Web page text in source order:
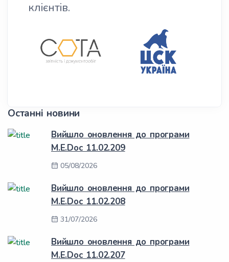
клієнтів.
Останні новини
Вийшло оновлення до програми
M.E.Doc 11.02.209
05/08/2026
Вийшло оновлення до програми
M.E.Doc 11.02.208
31/07/2026
Вийшло оновлення до програми
M.E.Doc 11.02.207